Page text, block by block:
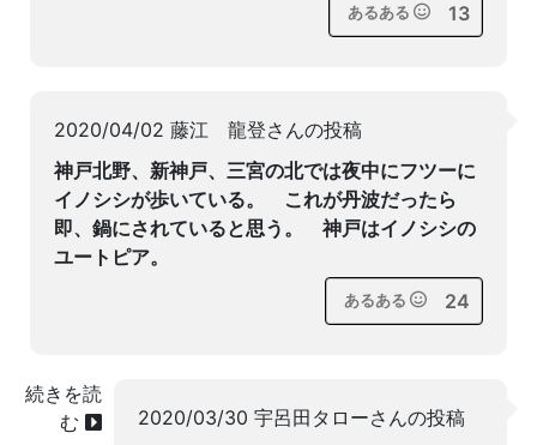
あるある 13
2020/04/02 藤江 龍登さんの投稿
神戸北野、新神戸、三宮の北では夜中にフツーに
イノシシが歩いている。 これが丹波だったら
即、鍋にされていると思う。 神戸はイノシシの
ユートピア。
あるある 24
2020/03/30 宇呂田タローさんの投稿
続きを読
む